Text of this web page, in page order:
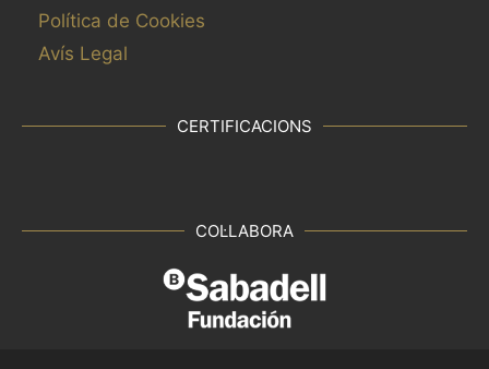
Política de Cookies
Avís Legal
CERTIFICACIONS
COL·LABORA